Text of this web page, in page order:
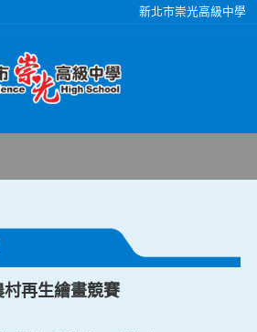
新北市崇光高級中學
再生繪畫競賽